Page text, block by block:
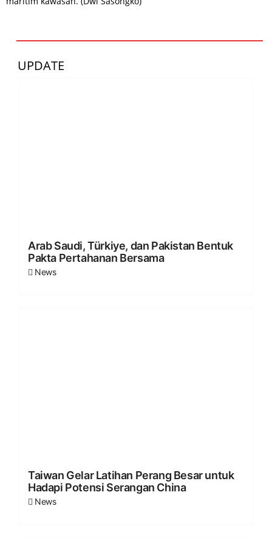
UPDATE
Arab Saudi, Türkiye, dan Pakistan Bentuk
Pakta Pertahanan Bersama
News
Taiwan Gelar Latihan Perang Besar untuk
Hadapi Potensi Serangan China
News